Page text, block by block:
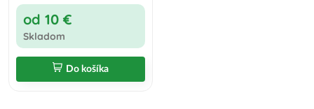
od 10 €
Skladom
Do košíka